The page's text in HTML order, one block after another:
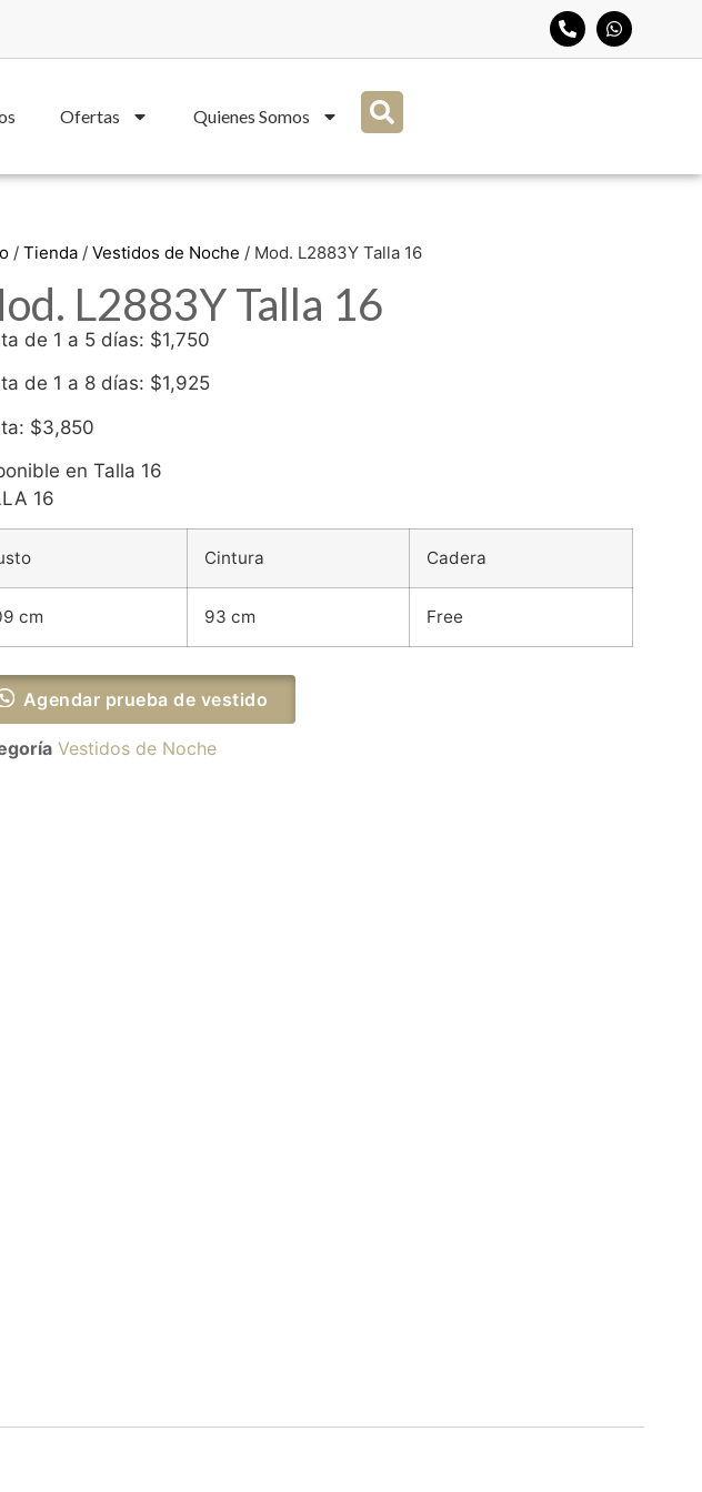
Ofertas Quienes Somos
/ Tienda / Vestidos de Noche / Mod. L2883Y Talla 16
L2883Y Talla 16
de 1 a 5 días: $1,750
de 1 a 8 días: $1,925
$3,850
en Talla 16
16
Cintura Cadera
cm 93 cm Free
Agendar prueba de vestido
Vestidos de Noche